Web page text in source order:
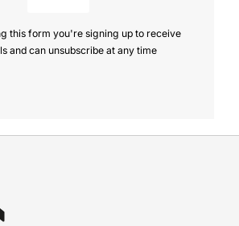
this form you're signing up to receive
and can unsubscribe at any time